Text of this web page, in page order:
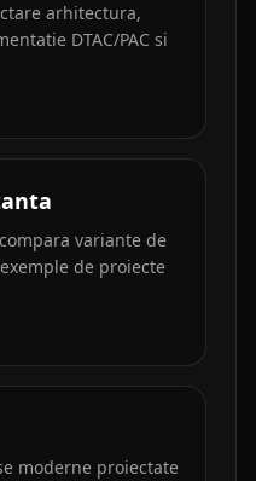
arhitectura,
DTAC/PAC si
variante de
de proiecte
moderne proiectate